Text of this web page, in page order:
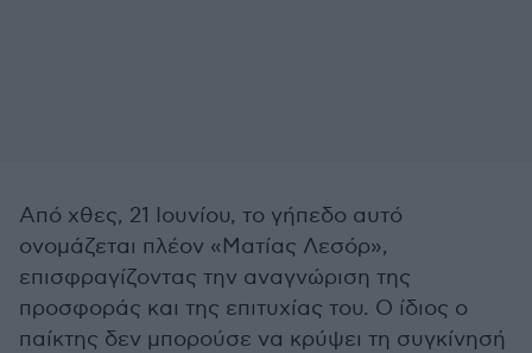
Από χθες, 21 Ιουνίου, το γήπεδο αυτό
ονομάζεται πλέον «Ματίας Λεσόρ»,
επισφραγίζοντας την αναγνώριση της
προσφοράς και της επιτυχίας του. Ο ίδιος ο
παίκτης δεν μπορούσε να κρύψει τη συγκίνησή